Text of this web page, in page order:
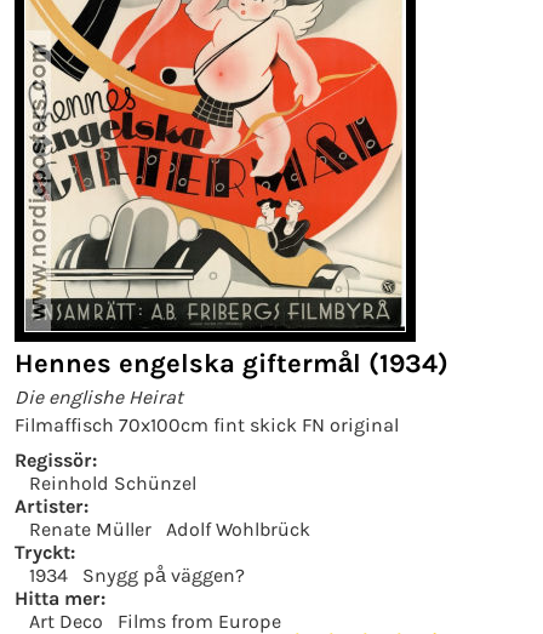
Hennes engelska giftermål (1934)
Die englishe Heirat
Filmaffisch 70x100cm fint skick FN original
Regissör:
Reinhold Schünzel
Artister:
Renate Müller
Adolf Wohlbrück
Tryckt:
1934
Snygg på väggen?
Hitta mer:
Art Deco
Films from Europe